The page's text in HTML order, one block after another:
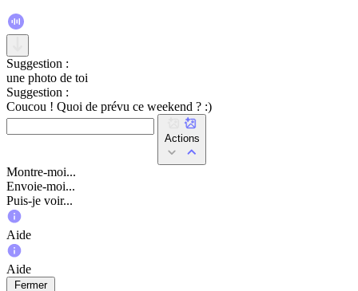
Suggestion :
une photo de toi
Suggestion :
Coucou ! Quoi de prévu ce weekend ? :)
Actions
Montre-moi...
Envoie-moi...
Puis-je voir...
Aide
Aide
Fermer